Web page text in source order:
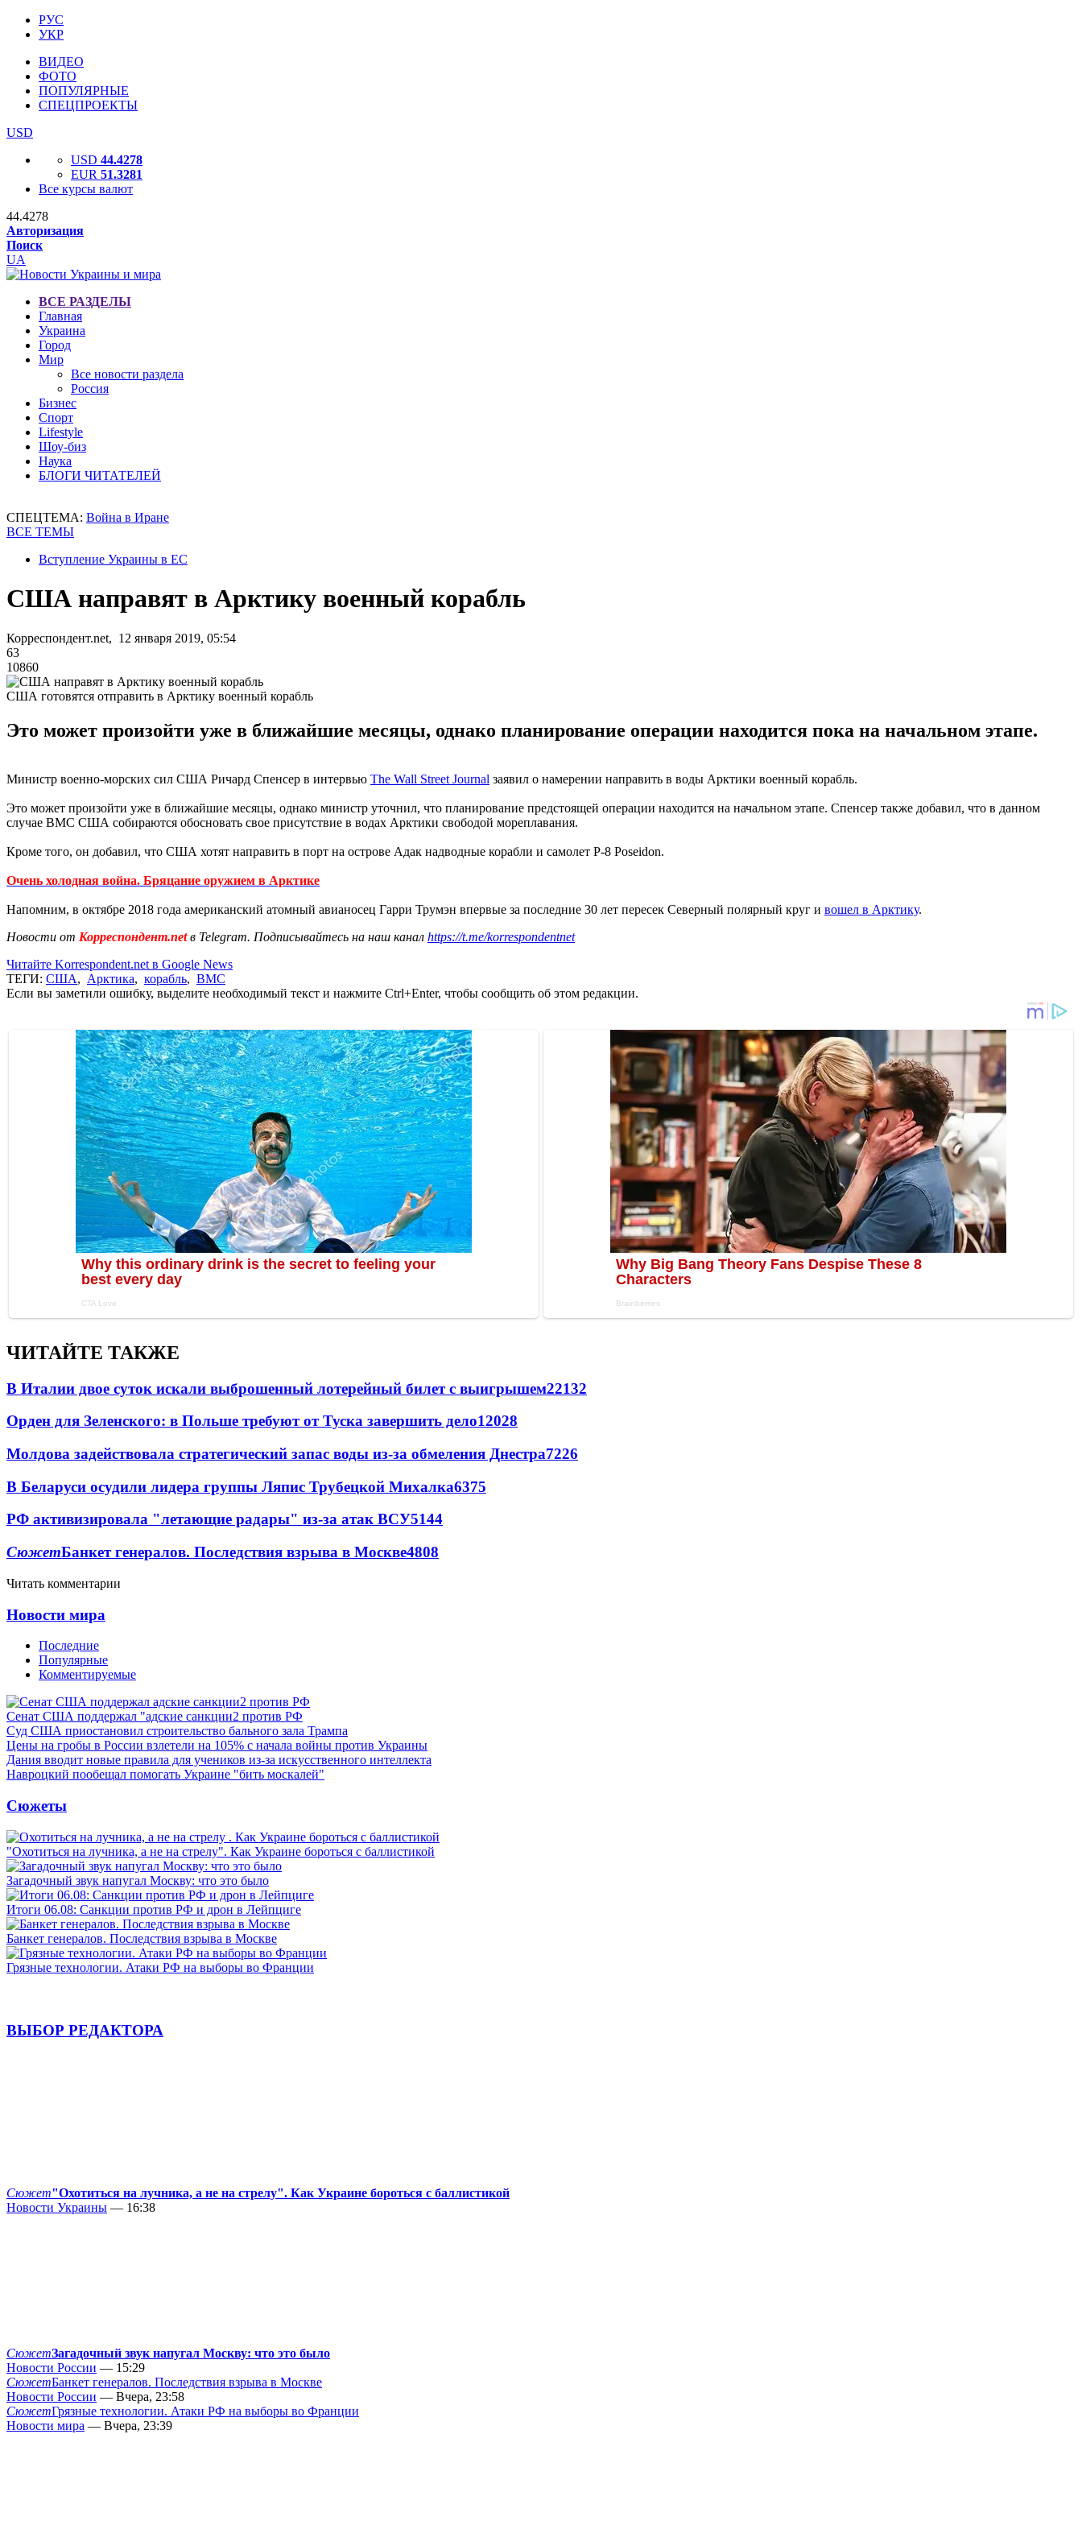
РУС
УКР
ВИДЕО
ФОТО
ПОПУЛЯРНЫЕ
СПЕЦПРОЕКТЫ
USD
USD 44.4278
EUR 51.3281
Все курсы валют
44.4278
Авторизация
Поиск
UA
ВСЕ РАЗДЕЛЫ
Главная
Украина
Город
Мир
Все новости раздела
Россия
Бизнес
Спорт
Lifestyle
Шоу-биз
Наука
БЛОГИ ЧИТАТЕЛЕЙ
СПЕЦТЕМА: Война в Иране
ВСЕ ТЕМЫ
Вступление Украины в ЕС
США направят в Арктику военный корабль
Корреспондент.net, 12 января 2019, 05:54
63
10860
США готовятся отправить в Арктику военный корабль
Это может произойти уже в ближайшие месяцы, однако планирование операции находится пока на начальном этапе.
Министр военно-морских сил США Ричард Спенсер в интервью The Wall Street Journal заявил о намерении направить в воды Арктики военный корабль.
Это может произойти уже в ближайшие месяцы, однако министр уточнил, что планирование предстоящей операции находится на начальном этапе. Спенсер также добавил, что в данном
случае ВМС США собираются обосновать свое присутствие в водах Арктики свободой мореплавания.
Кроме того, он добавил, что США хотят направить в порт на острове Адак надводные корабли и самолет P-8 Poseidon.
Очень холодная война. Бряцание оружием в Арктике
Напомним, в октябре 2018 года американский атомный авианосец Гарри Трумэн впервые за последние 30 лет пересек Северный полярный круг и вошел в Арктику.
Новости от Корреспондент.netв Telegram. Подписывайтесь на наш канал https://t.me/korrespondentnet
Читайте Korrespondent.net в Google News
ТЕГИ: США, Арктика, корабль, ВМС
Если вы заметили ошибку, выделите необходимый текст и нажмите Ctrl+Enter, чтобы сообщить об этом редакции.
ЧИТАЙТЕ ТАКЖЕ
В Италии двое суток искали выброшенный лотерейный билет с выигрышем22132
Орден для Зеленского: в Польше требуют от Туска завершить дело12028
Молдова задействовала стратегический запас воды из-за обмеления Днестра7226
В Беларуси осудили лидера группы Ляпис Трубецкой Михалка6375
РФ активизировала "летающие радары" из-за атак ВСУ5144
СюжетБанкет генералов. Последствия взрыва в Москве4808
Читать комментарии
Новости мира
Последние
Популярные
Комментируемые
Сенат США поддержал "адские санкции2 против РФ
Суд США приостановил строительство бального зала Трампа
Цены на гробы в России взлетели на 105% с начала войны против Украины
Дания вводит новые правила для учеников из-за искусственного интеллекта
Навроцкий пообещал помогать Украине "бить москалей"
Сюжеты
"Охотиться на лучника, а не на стрелу". Как Украине бороться с баллистикой
Загадочный звук напугал Москву: что это было
Итоги 06.08: Санкции против РФ и дрон в Лейпциге
Банкет генералов. Последствия взрыва в Москве
Грязные технологии. Атаки РФ на выборы во Франции
ВЫБОР РЕДАКТОРА
Сюжет"Охотиться на лучника, а не на стрелу". Как Украине бороться с баллистикой
Новости Украины — 16:38
СюжетЗагадочный звук напугал Москву: что это было
Новости России — 15:29
СюжетБанкет генералов. Последствия взрыва в Москве
Новости России — Вчера, 23:58
СюжетГрязные технологии. Атаки РФ на выборы во Франции
Новости мира — Вчера, 23:39